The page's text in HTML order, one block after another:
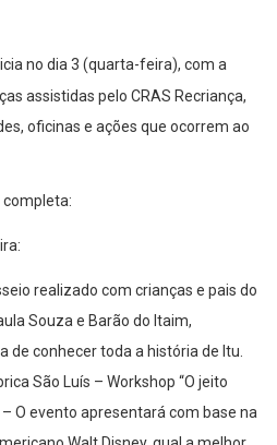
no dia 3 (quarta-feira), com a
assistidas pelo CRAS Recriança,
oficinas e ações que ocorrem ao
realizado com crianças e pais do
Souza e Barão do Itaim,
de conhecer toda a história de Itu.
São Luís – Workshop “O jeito
O evento apresentará com base na